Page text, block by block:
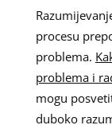
procesu
problema.
problema i
mogu
duboko